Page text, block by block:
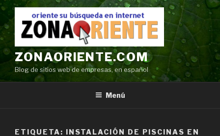
Ir
contenido
ZONAORIENTE.COM
Blog de sitios web de empresas, en español
Menú
ETIQUETA: INSTALACIÓN DE PISCINAS EN